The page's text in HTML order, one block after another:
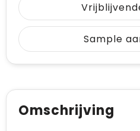
Sample
Omschrijving